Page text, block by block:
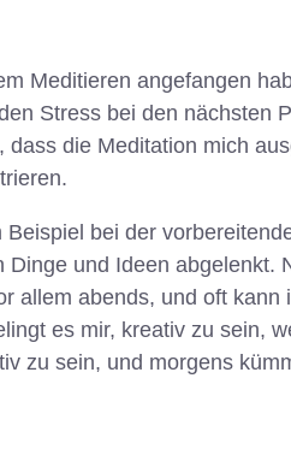
Meditieren angefangen
Stress bei den nächsten
die Meditation mich
bei der
und Ideen abgelenkt.
allem abends, und oft
es mir, kreativ zu sein,
zu sein, und morgens